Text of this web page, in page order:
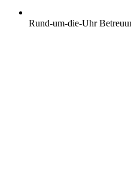
Rund-um-die-Uhr